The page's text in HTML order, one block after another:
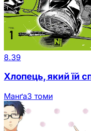
8.39
Хлопець, який їй
Манґа3 томи